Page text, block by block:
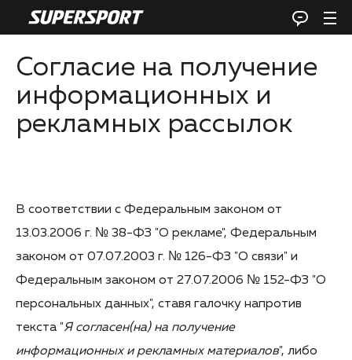
Согласие на получение
информационных и
рекламных рассылок
В соответствии с Федеральным законом от
13.03.2006 г. № 38-ФЗ "О рекламе", Федеральным
законом от 07.07.2003 г. № 126-ФЗ "О связи" и
Федеральным законом от 27.07.2006 № 152-ФЗ "О
персональных данных", ставя галочку напротив
текста "Я согласен(на) на получение
информационных и рекламных материалов", либо